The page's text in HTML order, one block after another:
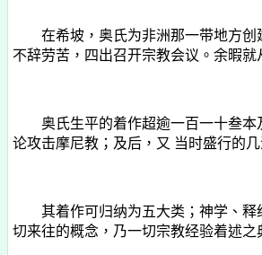
在希坡，奥氏为非洲那一带地方创建
不辞劳苦，四出召开宗教会议。余暇就
奥氏生平的着作超逾一百一十叁本及
论攻击摩尼教；及后，又 当时盛行的
其着作可归纳为五大类；神学、释经
切来往的概念，乃一切宗教经验着述